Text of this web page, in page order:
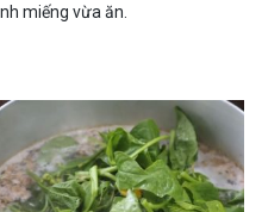
miếng vừa ăn.